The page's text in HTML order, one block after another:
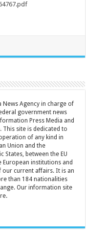
News Agency in charge of
government news
Press Media and
This site is dedicated to
of any kind in
Union and the
States, between the EU
European institutions and
our current affairs. It is an
than 184 nationalities
Our information site